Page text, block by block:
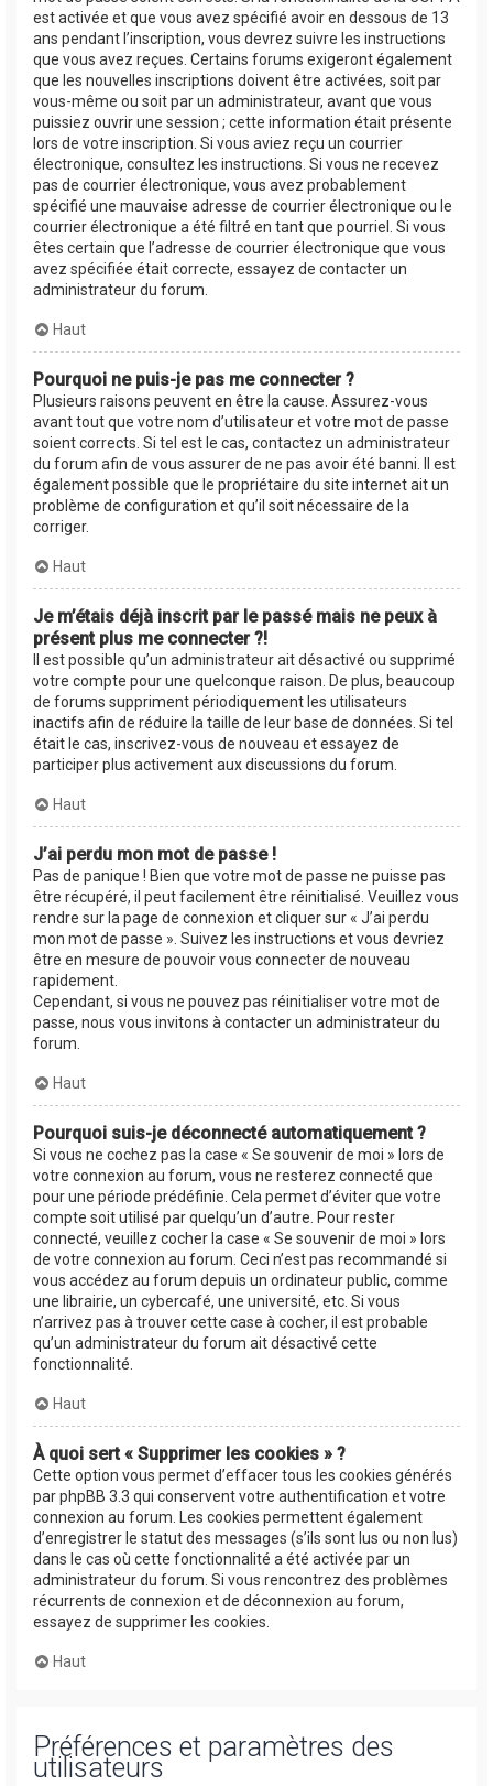
est activée et que vous avez spécifié avoir en dessous de 13
ans pendant l’inscription, vous devrez suivre les instructions
que vous avez reçues. Certains forums exigeront également
que les nouvelles inscriptions doivent être activées, soit par
vous-même ou soit par un administrateur, avant que vous
puissiez ouvrir une session ; cette information était présente
lors de votre inscription. Si vous aviez reçu un courrier
électronique, consultez les instructions. Si vous ne recevez
pas de courrier électronique, vous avez probablement
spécifié une mauvaise adresse de courrier électronique ou le
courrier électronique a été filtré en tant que pourriel. Si vous
êtes certain que l’adresse de courrier électronique que vous
avez spécifiée était correcte, essayez de contacter un
administrateur du forum.
Haut
Pourquoi ne puis-je pas me connecter ?
Plusieurs raisons peuvent en être la cause. Assurez-vous
avant tout que votre nom d’utilisateur et votre mot de passe
soient corrects. Si tel est le cas, contactez un administrateur
du forum afin de vous assurer de ne pas avoir été banni. Il est
également possible que le propriétaire du site internet ait un
problème de configuration et qu’il soit nécessaire de la
corriger.
Haut
Je m’étais déjà inscrit par le passé mais ne peux à
présent plus me connecter ?!
Il est possible qu’un administrateur ait désactivé ou supprimé
votre compte pour une quelconque raison. De plus, beaucoup
de forums suppriment périodiquement les utilisateurs
inactifs afin de réduire la taille de leur base de données. Si tel
était le cas, inscrivez-vous de nouveau et essayez de
participer plus activement aux discussions du forum.
Haut
J’ai perdu mon mot de passe !
Pas de panique ! Bien que votre mot de passe ne puisse pas
être récupéré, il peut facilement être réinitialisé. Veuillez vous
rendre sur la page de connexion et cliquer sur « J’ai perdu
mon mot de passe ». Suivez les instructions et vous devriez
être en mesure de pouvoir vous connecter de nouveau
rapidement.
Cependant, si vous ne pouvez pas réinitialiser votre mot de
passe, nous vous invitons à contacter un administrateur du
forum.
Haut
Pourquoi suis-je déconnecté automatiquement ?
Si vous ne cochez pas la case « Se souvenir de moi » lors de
votre connexion au forum, vous ne resterez connecté que
pour une période prédéfinie. Cela permet d’éviter que votre
compte soit utilisé par quelqu’un d’autre. Pour rester
connecté, veuillez cocher la case « Se souvenir de moi » lors
de votre connexion au forum. Ceci n’est pas recommandé si
vous accédez au forum depuis un ordinateur public, comme
une librairie, un cybercafé, une université, etc. Si vous
n’arrivez pas à trouver cette case à cocher, il est probable
qu’un administrateur du forum ait désactivé cette
fonctionnalité.
Haut
À quoi sert « Supprimer les cookies » ?
Cette option vous permet d’effacer tous les cookies générés
par phpBB 3.3 qui conservent votre authentification et votre
connexion au forum. Les cookies permettent également
d’enregistrer le statut des messages (s’ils sont lus ou non lus)
dans le cas où cette fonctionnalité a été activée par un
administrateur du forum. Si vous rencontrez des problèmes
récurrents de connexion et de déconnexion au forum,
essayez de supprimer les cookies.
Haut
Préférences et paramètres des
utilisateurs